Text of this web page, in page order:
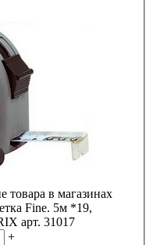
товара в магазинах
Fine. 5м *19,
арт. 31017
+